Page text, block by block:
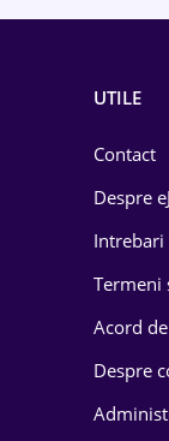
UTILE
Contact
Despre
Intrebari
Termeni
Acord
Despre